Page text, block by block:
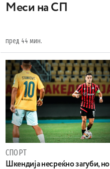
Меси на СП
пред 44 мин.
СПОРТ
Шкендија несреќно загуби, но